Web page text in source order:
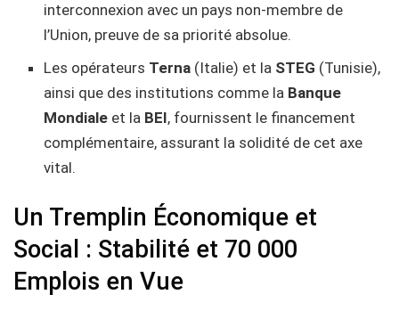
interconnexion avec un pays non-membre de
l’Union, preuve de sa priorité absolue.
Les opérateurs Terna (Italie) et la STEG (Tunisie),
ainsi que des institutions comme la Banque
Mondiale et la BEI, fournissent le financement
complémentaire, assurant la solidité de cet axe
vital.
Un Tremplin Économique et
Social : Stabilité et 70 000
Emplois en Vue